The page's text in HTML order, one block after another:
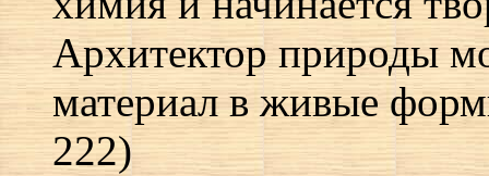
Архитектор природы
материал в живые
222)